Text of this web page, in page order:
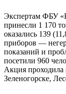
Экспертам ФБУ
принесли 1 170
оказались 139
приборов —
показаний и
посетили 960
Акция
Зеленогорске,